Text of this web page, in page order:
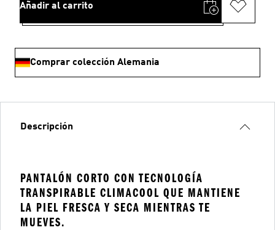
Añadir al carrito
Comprar colección Alemania
Descripción
PANTALÓN CORTO CON TECNOLOGÍA
TRANSPIRABLE CLIMACOOL QUE MANTIENE
LA PIEL FRESCA Y SECA MIENTRAS TE
MUEVES.